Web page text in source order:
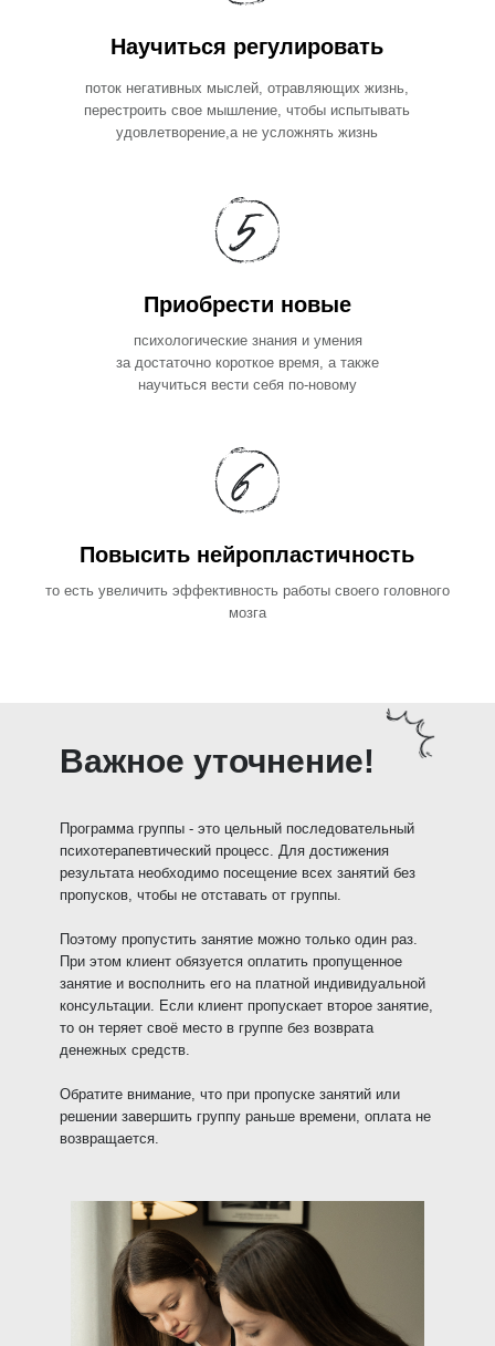
то есть увеличить эффективность работы своего головного
мозга
Повысить нейропластичность
Научиться регулировать
поток негативных мыслей, отравляющих жизнь,
перестроить свое мышление, чтобы испытывать
удовлетворение,а не усложнять жизнь
Приобрести новые
психологические знания и умения
за достаточно короткое время, а также
научиться вести себя по-новому
Важное уточнение!
Программа группы - это цельный последовательный
психотерапевтический процесс. Для достижения
результата необходимо посещение всех занятий без
пропусков, чтобы не отставать от группы.
Поэтому пропустить занятие можно только один раз.
При этом клиент обязуется оплатить пропущенное
занятие и восполнить его на платной индивидуальной
консультации. Если клиент пропускает второе занятие,
то он теряет своё место в группе без возврата
денежных средств.
Обратите внимание, что при пропуске занятий или
решении завершить группу раньше времени, оплата не
возвращается.